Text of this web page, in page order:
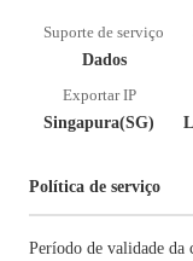
Suporte de serviço
Dados
Exportar IP
Singapura(SG)
Política de serviço
Período de validade